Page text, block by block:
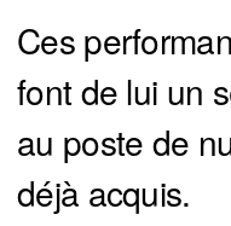
Ces
font de lui un
au poste de
déjà acquis.